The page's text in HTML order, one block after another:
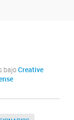
bajo Creative